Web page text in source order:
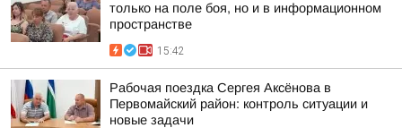
только на поле боя, но и в информационном
пространстве
15:42
Рабочая поездка Сергея Аксёнова в
Первомайский район: контроль ситуации и
новые задачи